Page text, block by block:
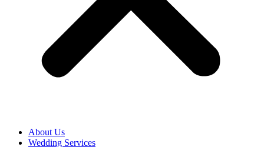
About Us
Wedding Services